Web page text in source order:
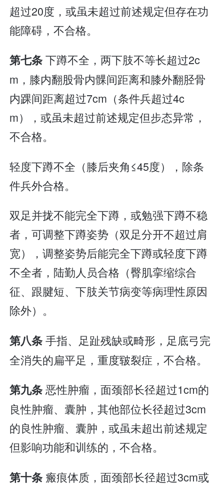
超过20度，或虽未超过前述规定但存在功
能障碍，不合格。
第七条下蹲不全，两下肢不等长超过2c
m，膝内翻股骨内髁间距离和膝外翻胫骨
内踝间距离超过7cm（条件兵超过4c
m），或虽未超过前述规定但步态异常，
不合格。
轻度下蹲不全（膝后夹角≤45度），除条
件兵外合格。
双足并拢不能完全下蹲，或勉强下蹲不稳
者，可调整下蹲姿势（双足分开不超过肩
宽），调整姿势后能完全下蹲或轻度下蹲
不全者，陆勤人员合格（臀肌挛缩综合
征、跟腱短、下肢关节病变等病理性原因
除外）。
第八条手指、足趾残缺或畸形，足底弓完
全消失的扁平足，重度皲裂症，不合格。
第九条恶性肿瘤，面颈部长径超过1cm的
良性肿瘤、囊肿，其他部位长径超过3cm
的良性肿瘤、囊肿，或虽未超出前述规定
但影响功能和训练的，不合格。
第十条 瘢痕体质，面颈部长径超过3cm或